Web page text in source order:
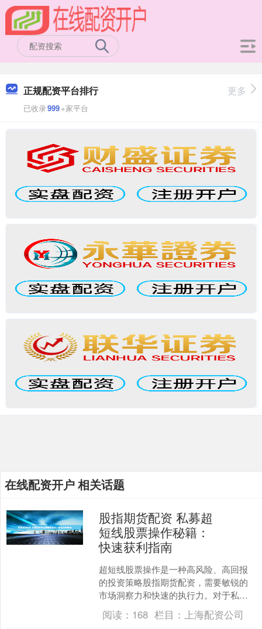
正规配资平台排行
已收录999+家平台
更多
在线配资开户 相关话题
股指期货配资 私募超
短线股票操作秘籍：
快速获利指南
超短线股票操作是一种高风险、高回报
的投资策略股指期货配资，需要敏锐的
市场洞察力和快速的执行力。对于私募
投资者而言，掌握超短线操作秘籍至关
重要。 攀枝花期货配资平....
阅读： 168 栏目： 上海配资公司